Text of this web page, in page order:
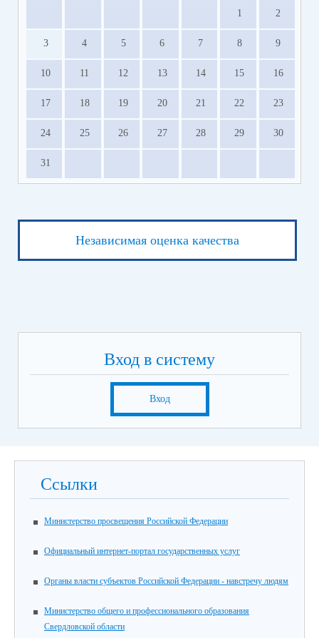
1 2
3 4 5 6 7 8 9
10 11 12 13 14 15 16
17 18 19 20 21 22 23
24 25 26 27 28 29 30
31
Независимая оценка качества
Вход в систему
Вход
Ссылки
Министерство просвещения Российской Федерации
Официальный интернет-портал государственных услуг
Органы власти субъектов Российской Федерации - навстречу людям
Министерство общего и профессионального образования
Свердловской области